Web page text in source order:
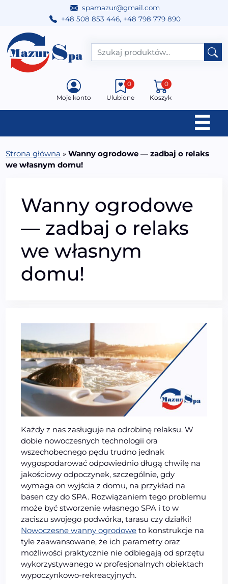
spamazur@gmail.com
+48 508 853 446, +48 798 779 890
Przejdź do treści
Main Navigation
Moje konto Ulubione
0
Koszyk
0
☰
Strona główna »Wanny ogrodowe — zadbaj o relaks
we własnym domu!
Wanny ogrodowe
— zadbaj o relaks
we własnym
domu!
Każdy z nas zasługuje na odrobinę relaksu. W
dobie nowoczesnych technologii ora
wszechobecnego pędu trudno jednak
wygospodarować odpowiednio długą chwilę na
jakościowy odpoczynek, szczególnie, gdy
wymaga on wyjścia z domu, na przykład na
basen czy do SPA. Rozwiązaniem tego problemu
może być stworzenie własnego SPA i to w
zaciszu swojego podwórka, tarasu czy działki!
Nowoczesne wanny ogrodowe to konstrukcje na
tyle zaawansowane, że ich parametry oraz
możliwości praktycznie nie odbiegają od sprzętu
wykorzystywanego w profesjonalnych obiektach
wypoczynkowo-rekreacyjnych.